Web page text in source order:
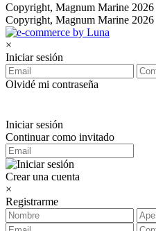
Copyright, Magnum Marine 2026
Copyright, Magnum Marine 2026
×
Iniciar sesión
Olvidé mi contraseña
Iniciar sesión
Continuar como invitado
Crear una cuenta
×
Registrarme